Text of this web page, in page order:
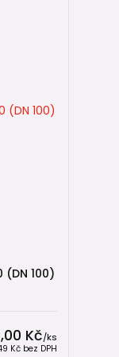
(DN 100)
Kč/ks
Kč bez DPH